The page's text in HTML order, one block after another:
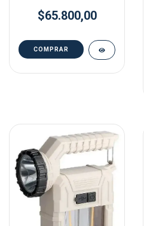
la linterna Rojo
$65.800,00